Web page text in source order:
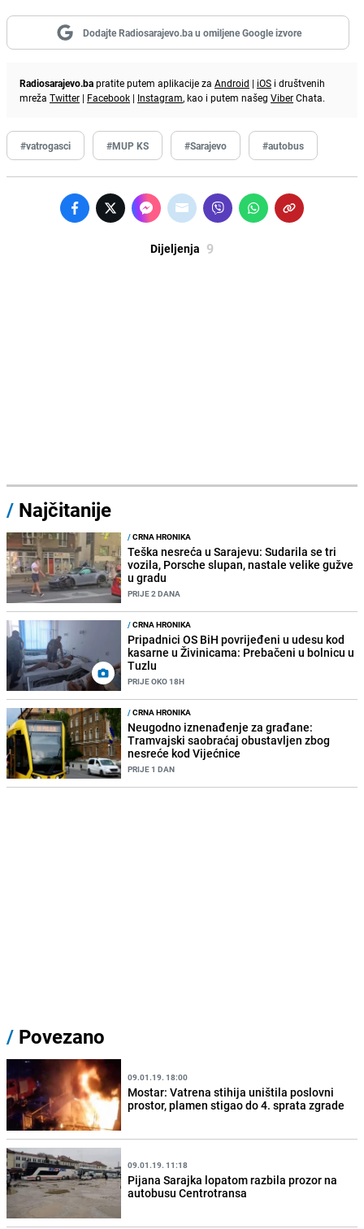
Dodajte Radiosarajevo.ba u omiljene Google izvore
Radiosarajevo.bapratite putem aplikacije za Android | iOS i društvenih
mreža Twitter | Facebook | Instagram, kao i putem našeg ViberChata.
#vatrogasci #MUP KS #Sarajevo #autobus
Dijeljenja 9
/ Najčitanije
/CRNA HRONIKA
Teška nesreća u Sarajevu: Sudarila se tri
vozila, Porsche slupan, nastale velike gužve
u gradu
PRIJE 2 DANA
/CRNA HRONIKA
Pripadnici OS BiH povrijeđeni u udesu kod
kasarne u Živinicama: Prebačeni u bolnicu u
Tuzlu
PRIJE OKO 18H
/CRNA HRONIKA
Neugodno iznenađenje za građane:
Tramvajski saobraćaj obustavljen zbog
nesreće kod Vijećnice
PRIJE 1 DAN
/ Povezano
09.01.19. 18:00
Mostar: Vatrena stihija uništila poslovni
prostor, plamen stigao do 4. sprata zgrade
09.01.19. 11:18
Pijana Sarajka lopatom razbila prozor na
autobusu Centrotransa